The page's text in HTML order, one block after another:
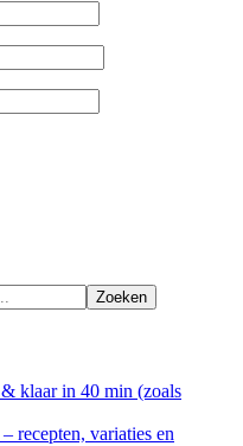
klaar in 40 min (zoals
recepten, variaties en